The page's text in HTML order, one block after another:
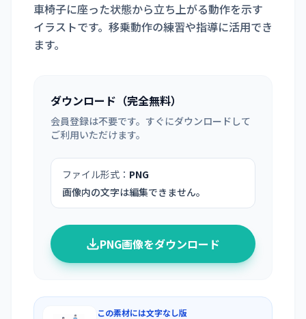
車椅子に座った状態から立ち上がる動作を示す
イラストです。移乗動作の練習や指導に活用でき
ます。
ダウンロード（完全無料）
会員登録は不要です。すぐにダウンロードして
ご利用いただけます。
ファイル形式： PNG
画像内の文字は編集できません。
PNG画像をダウンロード
この素材には文字なし版